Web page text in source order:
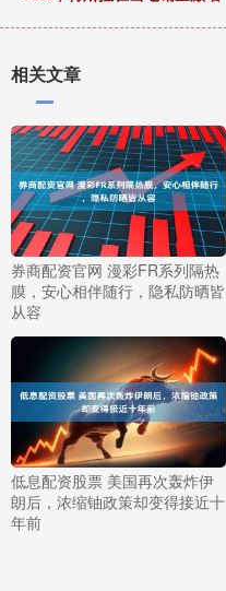
相关文章
券商配资官网 漫彩FR系列隔热
膜，安心相伴随行，隐私防晒皆
从容
低息配资股票 美国再次轰炸伊
朗后，浓缩铀政策却变得接近十
年前